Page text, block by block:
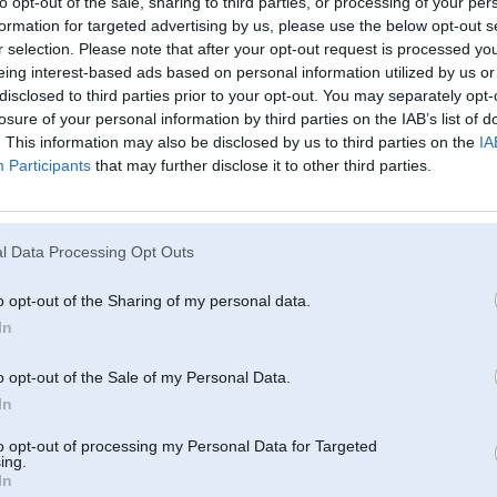
for targeted advertising by us, please use the below opt-out
selection. Please note that after your opt-out request is processed
interest-based ads based on personal information utilized by us
to third parties prior to your opt-out. You may separately
of your personal information by third parties on the IAB’s list of
This information may also be disclosed by us to third parties on the
Participants that may further disclose it to other third parties.
Data Processing Opt Outs
opt-out of the Sharing of my personal data.
opt-out of the Sale of my Personal Data.
opt-out of processing my Personal Data for Targeted
manām acīm 01. May 2012
13. Apr 2012
11. Apr 2012
28. Jul 2011
caur manu objektīvu 24. Jul 2011
pozitīvi braucu zāli pļaut
drifta manām acīm 13. Jul 2011
auto sēņošanai